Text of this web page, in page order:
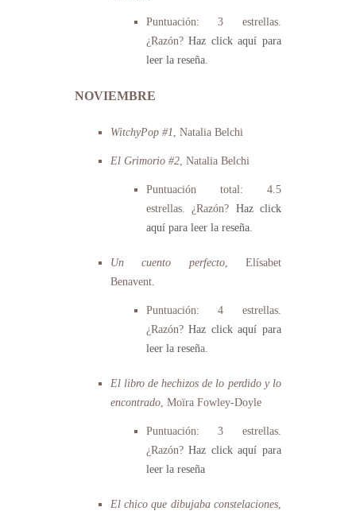
Puntuación: 3 estrellas.
¿Razón?Haz click aquí para
leer la reseña.
NOVIEMBRE
WitchyPop #1, Natalia Belchi
El Grimorio #2, Natalia Belchi
Puntuación total: 4.5
estrellas. ¿Razón? Haz click
aquí para leer la reseña.
Un cuento perfecto, Elísabet
Benavent.
Puntuación: 4 estrellas.
¿Razón?Haz click aquí para
leer la reseña.
El libro de hechizos de lo perdido y lo
encontrado, Moïra Fowley-Doyle
Puntuación: 3 estrellas.
¿Razón?Haz click aquí para
leer la reseña
El chico que dibujaba constelaciones,